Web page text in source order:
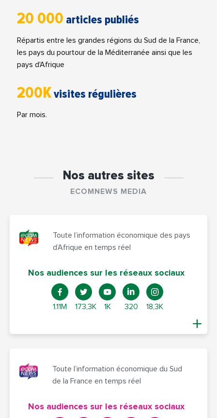
20 000 articles publiés
Répartis entre les grandes régions du Sud de la France,
les pays du pourtour de la Méditerranée ainsi que les
pays d'Afrique
200Kvisites régulières
Par mois.
Nos autres sites
ECOMNEWS MEDIA
Toute l’information économique des pays
d’Afrique en temps réel
Nos audiences sur les réseaux sociaux
1.11M 173,3K 1K 320 18,3K
Toute l’information économique du Sud
de la France en temps réel
Nos audiences sur les réseaux sociaux